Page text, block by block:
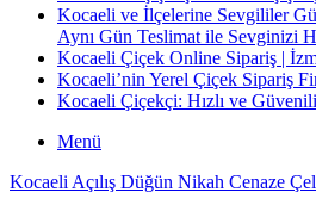
Kocaeli ve İlçelerine Sevgililer
Aynı Gün Teslimat ile Sevginizi
Kocaeli Çiçek Online Sipariş |
Kocaeli’nin Yerel Çiçek Sipariş
Kocaeli Çiçekçi: Hızlı ve
Menü
Kocaeli Açılış Düğün Nikah Cenaze